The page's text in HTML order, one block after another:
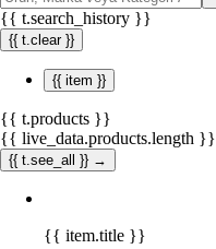
{{ t.search_history }}
{{ t.clear }}
{{ item }}
{{ t.products }}
{{ live_data.products.length }}
{{ t.see_all }} →
{{ item.title }}